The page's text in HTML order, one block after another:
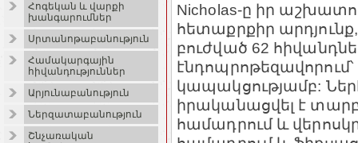
Հոգեկան և վարքի
խանգարումներ
Սրտանոթաբանություն
Համակարգային
հիվանդություններ
Արյունաբանություն
Ներզատաբանություն
Շնչառական
Nicholas-ը իր
հետաքրքիր
բուժված 62
կապակցությամբ:
իրականացվել է
համադրում և